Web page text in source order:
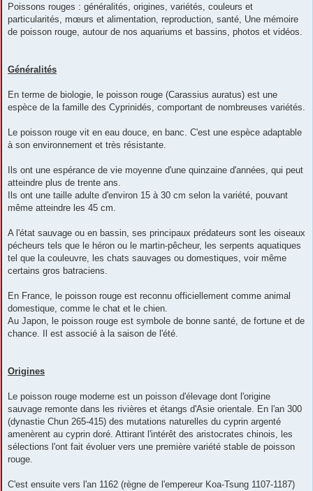
Poissons rouges : généralités, origines, variétés, couleurs et
particularités, mœurs et alimentation, reproduction, santé, Une mémoire
de poisson rouge, autour de nos aquariums et bassins, photos et vidéos.
Généralités
En terme de biologie, le poisson rouge (Carassius auratus) est une
espèce de la famille des Cyprinidés, comportant de nombreuses variétés.
Le poisson rouge vit en eau douce, en banc. C'est une espèce adaptable
à son environnement et très résistante.
Ils ont une espérance de vie moyenne d'une quinzaine d'années, qui peut
atteindre plus de trente ans.
Ils ont une taille adulte d'environ 15 à 30 cm selon la variété, pouvant
même atteindre les 45 cm.
A l'état sauvage ou en bassin, ses principaux prédateurs sont les oiseaux
pécheurs tels que le héron ou le martin-pêcheur, les serpents aquatiques
tel que la couleuvre, les chats sauvages ou domestiques, voir même
certains gros batraciens.
En France, le poisson rouge est reconnu officiellement comme animal
domestique, comme le chat et le chien.
Au Japon, le poisson rouge est symbole de bonne santé, de fortune et de
chance. Il est associé à la saison de l'été.
Origines
Le poisson rouge moderne est un poisson d'élevage dont l'origine
sauvage remonte dans les rivières et étangs d'Asie orientale. En l'an 300
(dynastie Chun 265-415) des mutations naturelles du cyprin argenté
amenèrent au cyprin doré. Attirant l'intérêt des aristocrates chinois, les
sélections l'ont fait évoluer vers une première variété stable de poisson
rouge.
C'est ensuite vers l'an 1162 (règne de l'empereur Koa-Tsung 1107-1187)